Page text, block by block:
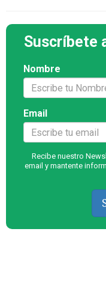
Suscríbete
Nombre
Email
Recibe nuestro
email y mantente